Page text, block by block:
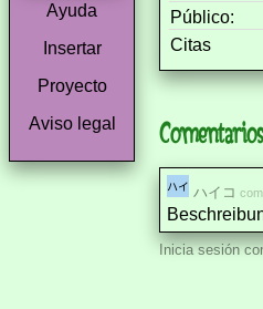
Ayuda
Insertar
Proyecto
Aviso legal
Público:
Citas
Comentarios
ハイコ
Inicia sesión